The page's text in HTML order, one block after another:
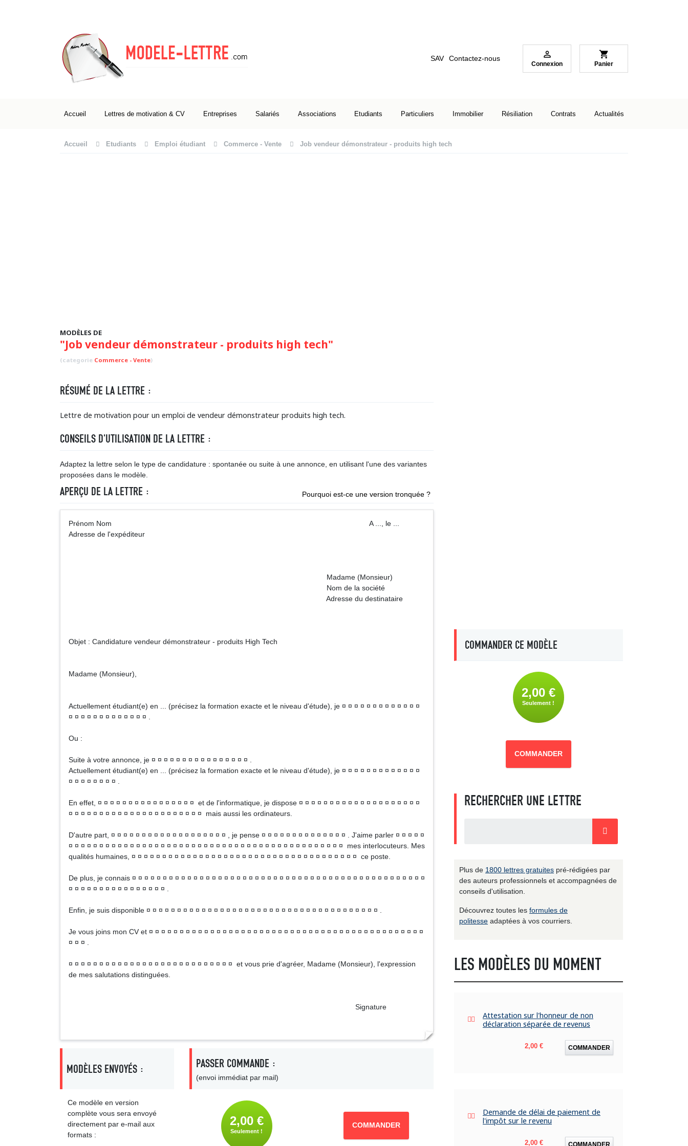
SAV Contactez-nous 
Connexion
shopping_cart
Panier
Accueil Lettres de motivation & CV Entreprises Salariés Associations Etudiants Particuliers Immobilier Résiliation Contrats Actualités
Accueil Etudiants Emploi étudiant Commerce - Vente Job vendeur démonstrateur - produits high tech
MODÈLES DE
"Job vendeur démonstrateur - produits high tech"
(categorie Commerce - Vente)
RÉSUMÉ DE LA LETTRE :
Lettre de motivation pour un emploi de vendeur démonstrateur produits high tech.
CONSEILS D'UTILISATION DE LA LETTRE :
Adaptez la lettre selon le type de candidature : spontanée ou suite à une annonce, en utilisant l'une des variantes
proposées dans le modèle.
APERÇU DE LA LETTRE : Pourquoi est-ce une version tronquée ?
Prénom Nom A ..., le ...
Adresse de l'expéditeur
Madame (Monsieur)
Nom de la société
Adresse du destinataire
Objet : Candidature vendeur démonstrateur - produits High Tech
Madame (Monsieur),
Actuellement étudiant(e) en ... (précisez la formation exacte et le niveau d'étude), je ¤ ¤ ¤ ¤ ¤ ¤ ¤ ¤ ¤ ¤ ¤ ¤ ¤
¤ ¤ ¤ ¤ ¤ ¤ ¤ ¤ ¤ ¤ ¤ ¤ ¤ .
Ou :
Suite à votre annonce, je ¤ ¤ ¤ ¤ ¤ ¤ ¤ ¤ ¤ ¤ ¤ ¤ ¤ ¤ ¤ ¤ .
Actuellement étudiant(e) en ... (précisez la formation exacte et le niveau d'étude), je ¤ ¤ ¤ ¤ ¤ ¤ ¤ ¤ ¤ ¤ ¤ ¤ ¤
¤ ¤ ¤ ¤ ¤ ¤ ¤ ¤ .
En effet, ¤ ¤ ¤ ¤ ¤ ¤ ¤ ¤ ¤ ¤ ¤ ¤ ¤ ¤ ¤ ¤ et de l'informatique, je dispose ¤ ¤ ¤ ¤ ¤ ¤ ¤ ¤ ¤ ¤ ¤ ¤ ¤ ¤ ¤ ¤ ¤ ¤ ¤ ¤
¤ ¤ ¤ ¤ ¤ ¤ ¤ ¤ ¤ ¤ ¤ ¤ ¤ ¤ ¤ ¤ ¤ ¤ ¤ ¤ ¤ ¤ mais aussi les ordinateurs.
D'autre part, ¤ ¤ ¤ ¤ ¤ ¤ ¤ ¤ ¤ ¤ ¤ ¤ ¤ ¤ ¤ ¤ ¤ ¤ ¤ , je pense ¤ ¤ ¤ ¤ ¤ ¤ ¤ ¤ ¤ ¤ ¤ ¤ ¤ ¤ . J'aime parler ¤ ¤ ¤ ¤ ¤
¤ ¤ ¤ ¤ ¤ ¤ ¤ ¤ ¤ ¤ ¤ ¤ ¤ ¤ ¤ ¤ ¤ ¤ ¤ ¤ ¤ ¤ ¤ ¤ ¤ ¤ ¤ ¤ ¤ ¤ ¤ ¤ ¤ ¤ ¤ ¤ ¤ ¤ ¤ ¤ ¤ ¤ ¤ ¤ ¤ mes interlocuteurs. Mes
qualités humaines, ¤ ¤ ¤ ¤ ¤ ¤ ¤ ¤ ¤ ¤ ¤ ¤ ¤ ¤ ¤ ¤ ¤ ¤ ¤ ¤ ¤ ¤ ¤ ¤ ¤ ¤ ¤ ¤ ¤ ¤ ¤ ¤ ¤ ¤ ¤ ¤ ¤ ce poste.
De plus, je connais ¤ ¤ ¤ ¤ ¤ ¤ ¤ ¤ ¤ ¤ ¤ ¤ ¤ ¤ ¤ ¤ ¤ ¤ ¤ ¤ ¤ ¤ ¤ ¤ ¤ ¤ ¤ ¤ ¤ ¤ ¤ ¤ ¤ ¤ ¤ ¤ ¤ ¤ ¤ ¤ ¤ ¤ ¤ ¤ ¤ ¤ ¤ ¤
¤ ¤ ¤ ¤ ¤ ¤ ¤ ¤ ¤ ¤ ¤ ¤ ¤ ¤ ¤ ¤ .
Enfin, je suis disponible ¤ ¤ ¤ ¤ ¤ ¤ ¤ ¤ ¤ ¤ ¤ ¤ ¤ ¤ ¤ ¤ ¤ ¤ ¤ ¤ ¤ ¤ ¤ ¤ ¤ ¤ ¤ ¤ ¤ ¤ ¤ ¤ ¤ ¤ ¤ ¤ ¤ ¤ .
Je vous joins mon CV et ¤ ¤ ¤ ¤ ¤ ¤ ¤ ¤ ¤ ¤ ¤ ¤ ¤ ¤ ¤ ¤ ¤ ¤ ¤ ¤ ¤ ¤ ¤ ¤ ¤ ¤ ¤ ¤ ¤ ¤ ¤ ¤ ¤ ¤ ¤ ¤ ¤ ¤ ¤ ¤ ¤ ¤ ¤ ¤ ¤
¤ ¤ ¤ .
¤ ¤ ¤ ¤ ¤ ¤ ¤ ¤ ¤ ¤ ¤ ¤ ¤ ¤ ¤ ¤ ¤ ¤ ¤ ¤ ¤ ¤ ¤ ¤ ¤ ¤ ¤ et vous prie d'agréer, Madame (Monsieur), l'expression
de mes salutations distinguées.
Signature
MODÈLES ENVOYÉS :
Ce modèle en version
complète vous sera envoyé
directement par e-mail aux
formats :
PASSER COMMANDE :
(envoi immédiat par mail)
2,00 €
Seulement !
COMMANDER
COMMANDER CE MODÈLE
2,00 €
Seulement !
COMMANDER
RECHERCHER UNE LETTRE
Plus de 1800 lettres gratuites pré-rédigées par
des auteurs professionnels et accompagnées de
conseils d'utilisation.
Découvrez toutes les formules de
politesse adaptées à vos courriers.
LES MODÈLES DU MOMENT
Attestation sur l'honneur de non
déclaration séparée de revenus
Prix
2,00 € COMMANDER
Demande de délai de paiement de
l'impôt sur le revenu
Prix
2,00 € COMMANDER